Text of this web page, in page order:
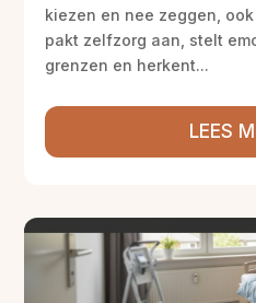
kiezen en nee zeggen,
pakt zelfzorg aan, stelt
grenzen en herkent...
LEES